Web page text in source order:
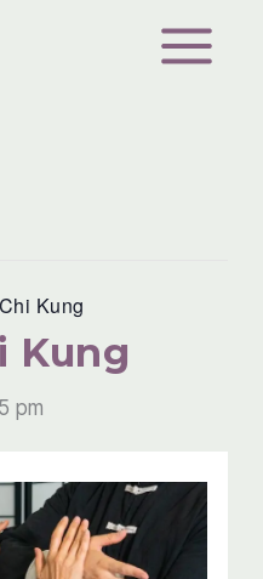
Kung
Kung
pm